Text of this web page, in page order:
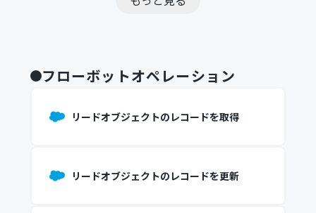
フローボットオペレーション
リードオブジェクトのレコードを取得
リードオブジェクトのレコードを更新